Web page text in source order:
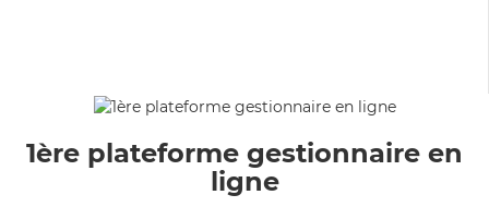
1ère plateforme gestionnaire en
ligne